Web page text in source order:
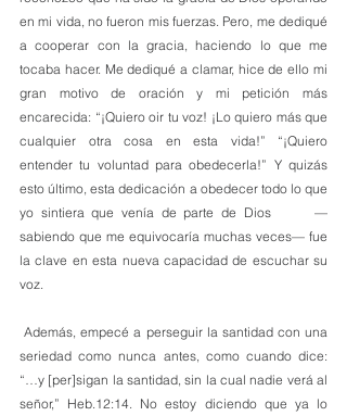
en mi vida, no fueron mis fuerzas. Pero, me dediqué
a cooperar con la gracia, haciendo lo que me
tocaba hacer. Me dediqué a clamar, hice de ello mi
gran motivo de oración y mi petición más
encarecida: “¡Quiero oir tu voz! ¡Lo quiero más que
cualquier otra cosa en esta vida!” “¡Quiero
entender tu voluntad para obedecerla!” Y quizás
esto último, esta dedicación a obedecer todo lo que
yo sintiera que venía de parte de Dios      —
sabiendo que me equivocaría muchas veces— fue
la clave en esta nueva capacidad de escuchar su
voz.
Además, empecé a perseguir la santidad con una
seriedad como nunca antes, como cuando dice:
“…y [per]sigan la santidad, sin la cual nadie verá al
señor,” Heb.12:14. No estoy diciendo que ya lo